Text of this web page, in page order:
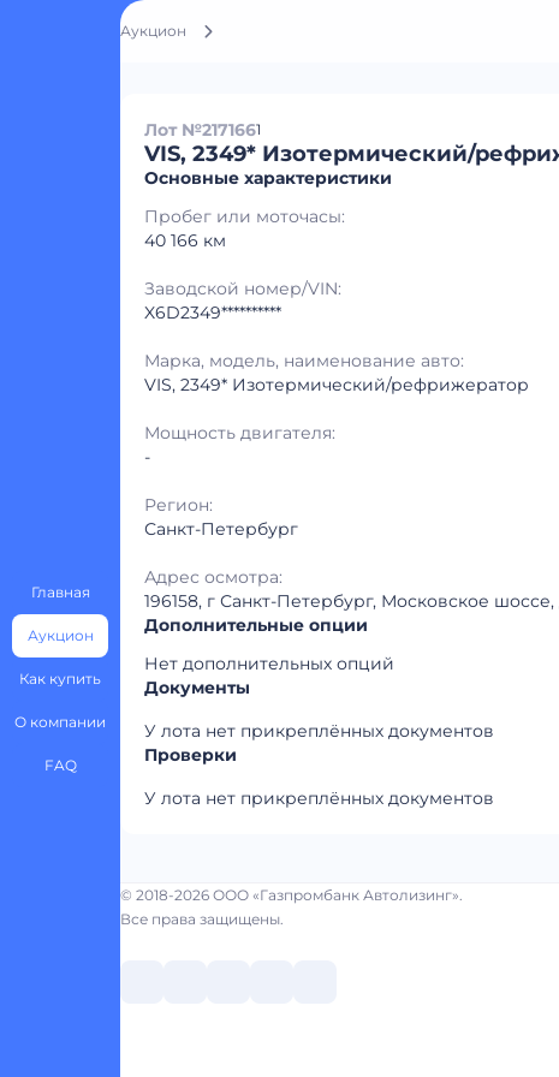
Главная
Аукцион
Как купить
О компании
FAQ
Аукцион
Лот №2171661
VIS, 2349* Изотермический/
Основные характеристики
Пробег или моточасы:
40 166 км
Заводской номер/VIN:
X6D2349**********
Марка, модель, наименование авто:
VIS, 2349* Изотермический/рефрижератор
Мощность двигателя:
-
Регион:
Санкт-Петербург
Адрес осмотра:
196158, г Санкт-Петербург, Московское шоссе,
Дополнительные опции
Нет дополнительных опций
Документы
У лота нет прикреплённых документов
Проверки
У лота нет прикреплённых документов
© 2018-2026 ООО «Газпромбанк Автолизинг».
Все права защищены.